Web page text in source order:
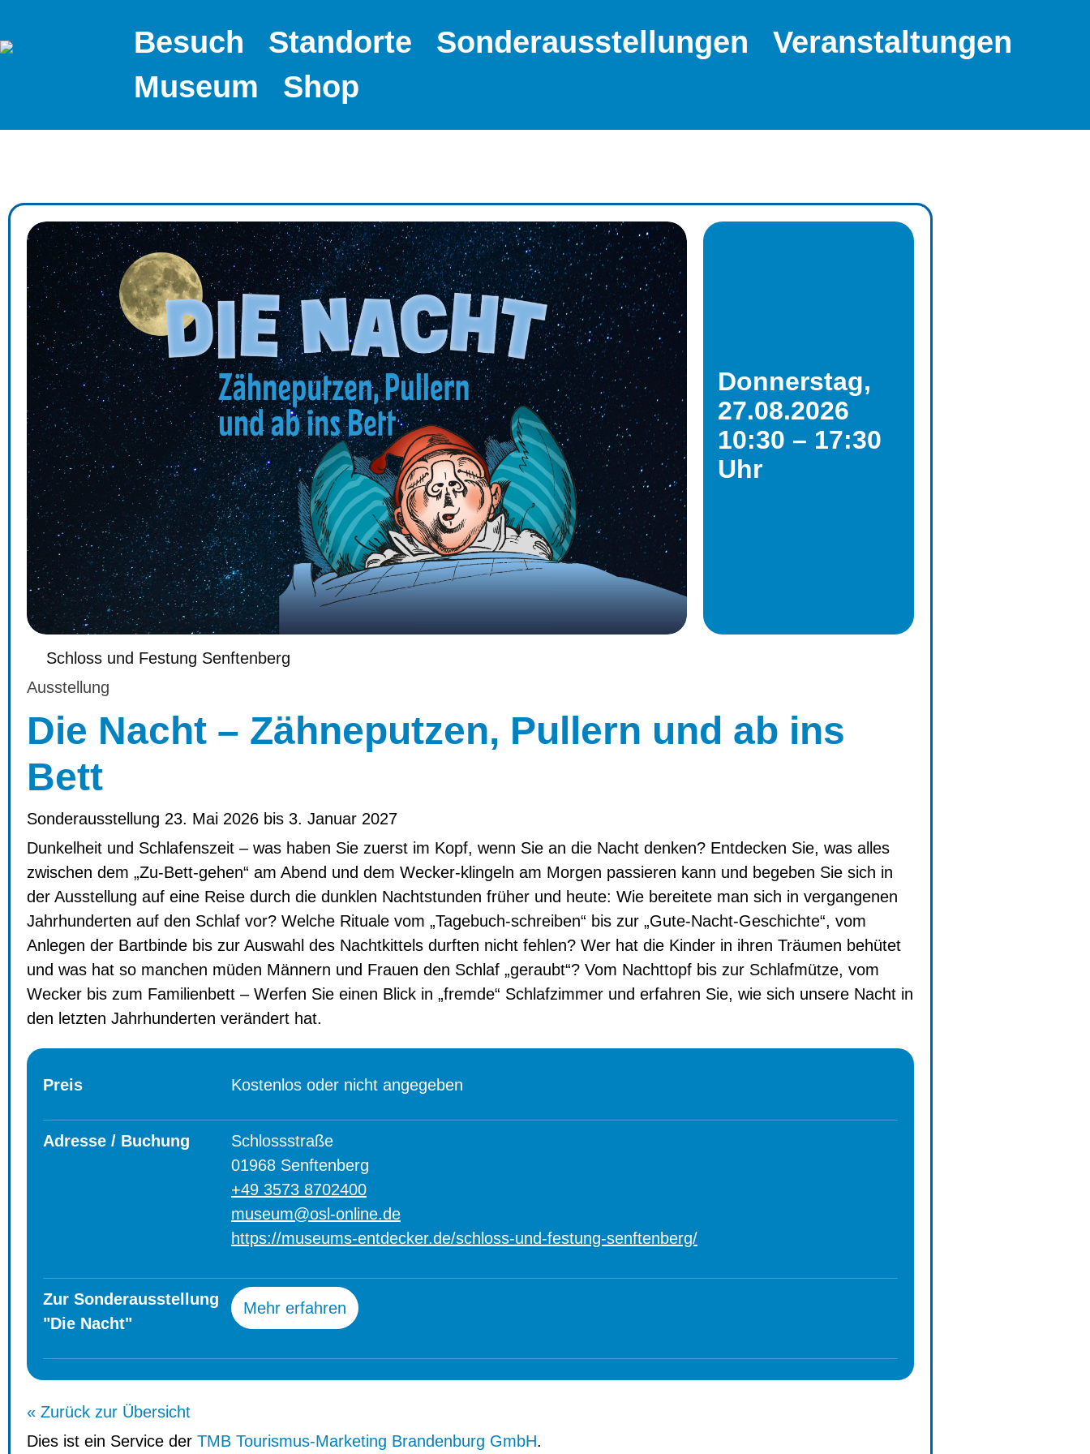
Besuch Standorte Sonderausstellungen
Veranstaltungen
Museum
Shop
Donnerstag,
27.08.2026
10:30 – 17:30
Uhr
Schloss und Festung Senftenberg
Ausstellung
Die Nacht – Zähneputzen, Pullern und ab ins
Bett
Sonderausstellung 23. Mai 2026 bis 3. Januar 2027
Dunkelheit und Schlafenszeit – was haben Sie zuerst im Kopf, wenn Sie an die Nacht denken? Entdecken Sie, was alles
zwischen dem „Zu-Bett-gehen“ am Abend und dem Wecker-klingeln am Morgen passieren kann und begeben Sie sich in
der Ausstellung auf eine Reise durch die dunklen Nachtstunden früher und heute: Wie bereitete man sich in vergangenen
Jahrhunderten auf den Schlaf vor? Welche Rituale vom „Tagebuch-schreiben“ bis zur „Gute-Nacht-Geschichte“, vom
Anlegen der Bartbinde bis zur Auswahl des Nachtkittels durften nicht fehlen? Wer hat die Kinder in ihren Träumen behütet
und was hat so manchen müden Männern und Frauen den Schlaf „geraubt“? Vom Nachttopf bis zur Schlafmütze, vom
Wecker bis zum Familienbett – Werfen Sie einen Blick in „fremde“ Schlafzimmer und erfahren Sie, wie sich unsere Nacht in
den letzten Jahrhunderten verändert hat.
Preis Kostenlos oder nicht angegeben
Adresse / Buchung
Schlossstraße
01968 Senftenberg
+49 3573 8702400
museum@osl-online.de
https://museums-entdecker.de/schloss-und-festung-senftenberg/
Zur Sonderausstellung
"Die Nacht"
Mehr erfahren
« Zurück zur Übersicht
Dies ist ein Service der TMB Tourismus-Marketing Brandenburg GmbH.